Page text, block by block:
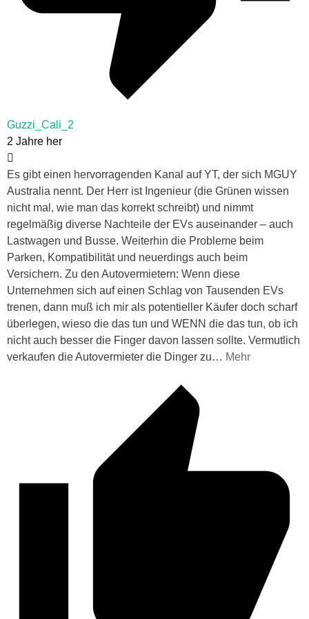
Guzzi_Cali_2
2 Jahre her
Es gibt einen hervorragenden Kanal auf YT, der sich MGUY
Australia nennt. Der Herr ist Ingenieur (die Grünen wissen
nicht mal, wie man das korrekt schreibt) und nimmt
regelmäßig diverse Nachteile der EVs auseinander – auch
Lastwagen und Busse. Weiterhin die Probleme beim
Parken, Kompatibilität und neuerdings auch beim
Versichern. Zu den Autovermietern: Wenn diese
Unternehmen sich auf einen Schlag von Tausenden EVs
trenen, dann muß ich mir als potentieller Käufer doch scharf
überlegen, wieso die das tun und WENN die das tun, ob ich
nicht auch besser die Finger davon lassen sollte. Vermutlich
verkaufen die Autovermieter die Dinger zu… Mehr